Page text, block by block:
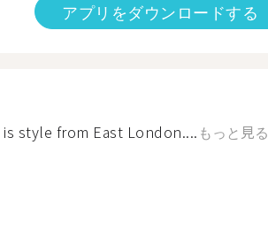
アプリをダウンロードする
style from East London.... もっと見る